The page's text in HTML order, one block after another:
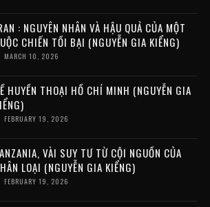
: NGUYÊN NHÂN VÀ HẬU QUẢ CỦA MỘT
CHIẾN TỒI BẠI (NGUYỄN GIA KIỂNG)
MARCH 10, 2026
HUYỀN THOẠI HỒ CHÍ MINH (NGUYỄN GIA
FEBRUARY 19, 2026
VÀI SUY TƯ TỪ CỘI NGUỒN CỦA
LOẠI (NGUYỄN GIA KIỂNG)
FEBRUARY 19, 2026